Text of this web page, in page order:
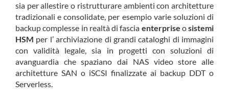
sia per allestire o ristrutturare ambienti con architetture
tradizionali e consolidate, per esempio varie soluzioni di
backup complesse in realtà di fascia enterprise osistemi
HSM per l’ archiviazione di grandi cataloghi di immagini
con validità legale, sia in progetti con soluzioni di
avanguardia che spaziano dai NAS video store alle
architetture SAN o iSCSI finalizzate ai backup DDT o
Serverless.